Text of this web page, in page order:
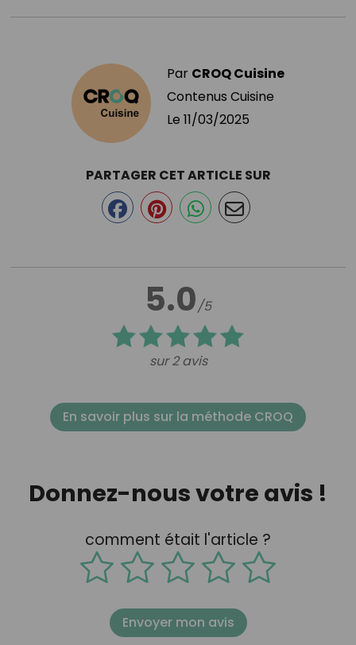
Par CROQ Cuisine
Contenus Cuisine
Le 11/03/2025
5.0/5
sur 2 avis
PARTAGER CET ARTICLE SUR
En savoir plus sur la méthode CROQ
Donnez-nous votre avis !
comment était l'article ?
Envoyer mon avis